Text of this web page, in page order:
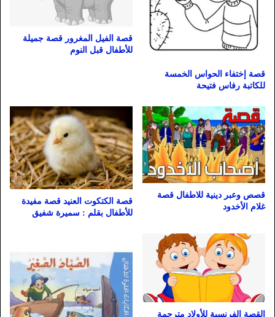
قصة إختفاء الحواس الخمسة
للكاتبة رفاس فتيحة
قصة الفيل المغرور قصة جميلة
للأطفال قبل النوم
قصص وعبر دينية للاطفال قصة
غلام الأخدود
قصة الكتكوت العنيد قصة مفيدة
للأطفال بقلم : سميرة شفيق
القصة الفرنسية للأولاد مترجمة